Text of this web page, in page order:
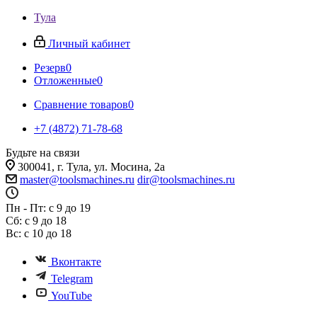
Тула
Личный кабинет
Резерв0
Отложенные0
Сравнение товаров0
+7 (4872) 71-78-68
Будьте на связи
300041, г. Тула, ул. Мосина, 2а
master@toolsmachines.ru dir@toolsmachines.ru
Пн - Пт: с 9 до 19
Сб: с 9 до 18
Вс: с 10 до 18
Вконтакте
Telegram
YouTube